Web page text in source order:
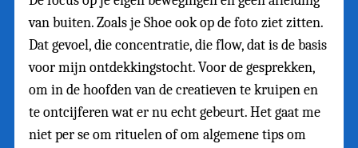
van buiten. Zoals je Shoe ook op de foto ziet zitten.
Dat gevoel, die concentratie, die flow, dat is de basis
voor mijn ontdekkingstocht. Voor de gesprekken,
om in de hoofden van de creatieven te kruipen en
te ontcijferen wat er nu echt gebeurt. Het gaat me
niet per se om rituelen of om algemene tips om